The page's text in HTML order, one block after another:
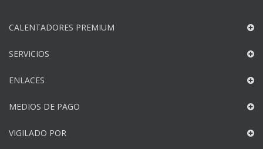
CALENTADORES PREMIUM
SERVICIOS
ENLACES
MEDIOS DE PAGO
VIGILADO POR